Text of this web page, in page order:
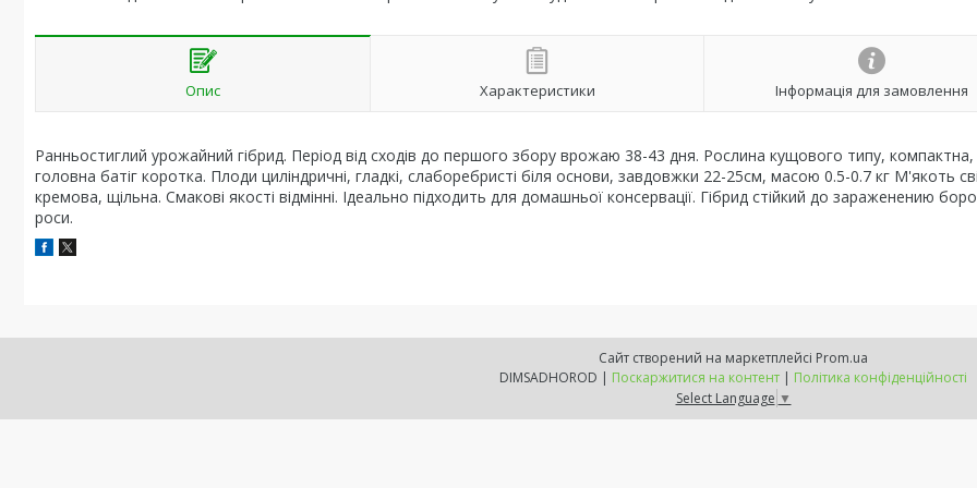
Опис Характеристики Інформація для замовлення
Ранньостиглий урожайний гібрид. Період від сходів до першого збору врожаю 38-43 дня. Рослина кущового типу, компактна,
головна батіг коротка. Плоди циліндричні, гладкі, слаборебристі біля основи, завдовжки 22-25см, масою 0.5-0.7 кг М'якоть
кремова, щільна. Смакові якості відмінні. Ідеально підходить для домашньої консервації. Гібрид стійкий до зараженению
роси.
Сайт створений на маркетплейсі Prom.ua
DIMSADHOROD | Поскаржитися на контент | Політика конфіденційності
Select Language ▼